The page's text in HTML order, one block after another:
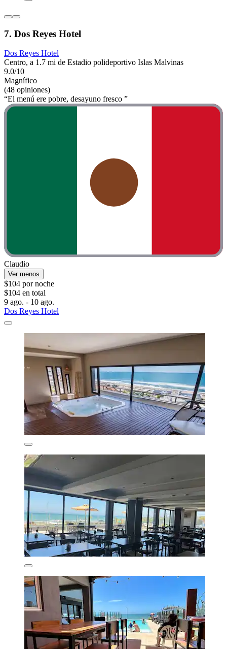
7. Dos Reyes Hotel
Dos Reyes Hotel
Centro, a 1.7 mi de Estadio polideportivo Islas Malvinas
9.0/10
Magnífico
(48 opiniones)
“El menú ere pobre, desayuno fresco ”
Claudio
Ver menos
$104 por noche
$104 en total
9 ago. - 10 ago.
Dos Reyes Hotel